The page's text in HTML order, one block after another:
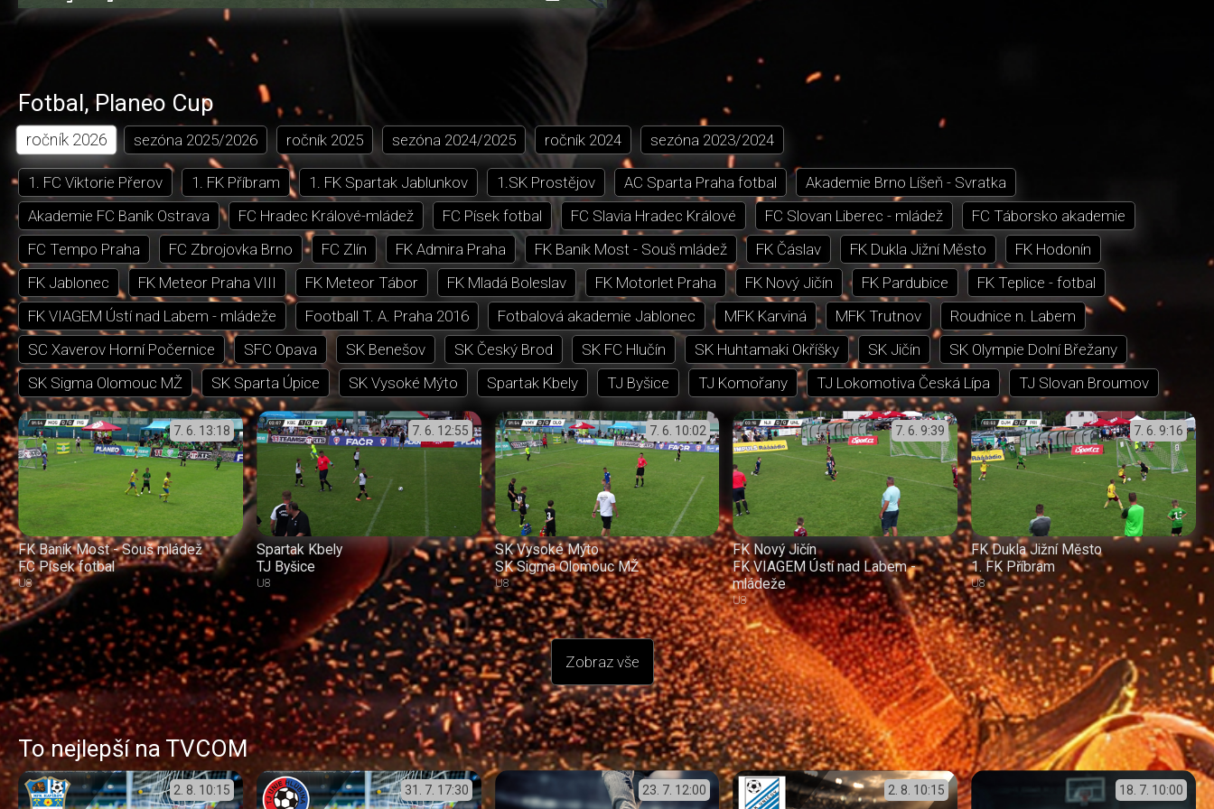
dozadu
sekund
dopředu
5
0.54%
přehrávání
Picture
obrazovka
Fotbal,Planeo Cup
ročník 2026 sezóna 2025/2026 ročník 2025 sezóna 2024/2025 ročník 2024 sezóna 2023/2024
1. FC Viktorie Přerov 1. FK Příbram 1. FK Spartak Jablunkov 1.SK Prostějov AC Sparta Praha fotbal
Akademie Brno Líšeň - Svratka
Akademie FC Baník Ostrava
FC Hradec Králové-mládež FC Písek fotbal FC Slavia Hradec Králové FC Slovan Liberec - mládež
FC Táborsko akademie
FC Tempo Praha
FC Zbrojovka Brno FC Zlín FK Admira Praha FK Baník Most - Souš mládež FK Čáslav FK Dukla Jižní Město
FK Hodonín
FK Jablonec
FK Meteor Praha VIII FK Meteor Tábor FK Mladá Boleslav FK Motorlet Praha FK Nový Jičín FK Pardubice
FK Teplice - fotbal
FK VIAGEM Ústí nad Labem - mládeže
Football T. A. Praha 2016 Fotbalová akademie Jablonec MFK Karviná MFK Trutnov
Roudnice n. Labem
SC Xaverov Horní Počernice
SFC Opava SK Benešov SK Český Brod SK FC Hlučín SK Huhtamaki Okříšky SK Jičín
SK Olympie Dolní Břežany
SK Sigma Olomouc MŽ
SK Sparta Úpice SK Vysoké Mýto Spartak Kbely TJ Byšice TJ Komořany TJ Lokomotiva Česká Lípa TJ Slovan Broumov
7. 6. 13:18
FK Baník Most - Souš mládež
FC Písek fotbal
U8
7. 6. 12:55
Spartak Kbely
TJ Byšice
U8
7. 6. 10:02
SK Vysoké Mýto
SK Sigma Olomouc MŽ
U8
7. 6. 9:39
FK Nový Jičín
FK VIAGEM Ústí nad Labem -
mládeže
U8
7. 6. 9:16
FK Dukla Jižní Město
1. FK Příbram
U8
Zobraz vše
To nejlepší na TVCOM
2. 8. 10:15 31. 7. 17:30 23. 7. 12:00 2. 8. 10:15 18. 7. 10:00